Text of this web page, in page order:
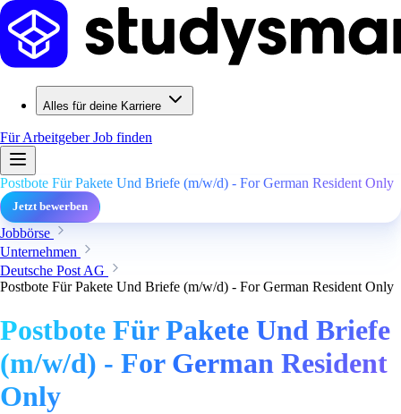
Alles für deine Karriere
Für ArbeitgeberJob finden
Postbote Für Pakete Und Briefe (m/w/d) - For German Resident Only
Jetzt bewerben
Jobbörse
Unternehmen
Deutsche Post AG
Postbote Für Pakete Und Briefe (m/w/d) - For German Resident Only
Postbote Für Pakete Und Briefe
(m/w/d) - For German Resident
Only